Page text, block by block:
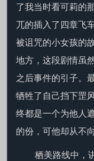
了我当时看可莉的
兀的插入了四章飞
被诅咒的小女孩的
地方，这段剧情虽
之后事件的引子。
牺牲了自己挡下罡
终都是一个为他人
的份，可他却从不
栖美路线中，